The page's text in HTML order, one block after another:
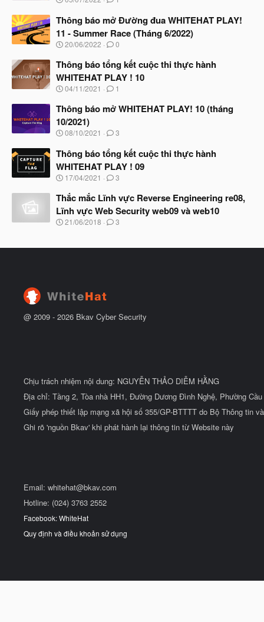
à
y
b
ắ
đ
ầ
u
Thông báo mở Đường đua WHITEHAT PLAY!
11 - Summer Race (Tháng 6/2022)
N
à
b
ắ
đ
ầ
u
20/06/2022 0
Thông báo tổng kết cuộc thi thực hành
WHITEHAT PLAY ! 10
N
à
b
ắ
đ
ầ
u
04/11/2021 1
Thông báo mở WHITEHAT PLAY! 10 (tháng
10/2021)
N
à
y
b
ắ
đ
ầ
u
08/10/2021 3
Thông báo tổng kết cuộc thi thực hành
WHITEHAT PLAY ! 09
N
à
b
ắ
17/04/2021 3
Thắc mắc Lĩnh vực Reverse Engineering re08,
Lĩnh vực Web Security web09 và web10
N
y
ầ
21/06/2018 3
@ 2009 - 2026 Bkav Cyber Security
Chịu trách nhiệm nội dung: NGUYỄN THẢO DIỄM HẰNG
Địa chỉ: Tầng 2, Tòa nhà HH1, Đường Dương Đình Nghệ, Phường
Giấy phép thiết lập mạng xã hội số 355/GP-BTTTT do Bộ Thông tin
Ghi rõ 'nguồn Bkav' khi phát hành lại thông tin từ Website này
Email: whitehat@bkav.com
Hotline: (024) 3763 2552
Facebook: WhiteHat
Quy định và điều khoản sử dụng